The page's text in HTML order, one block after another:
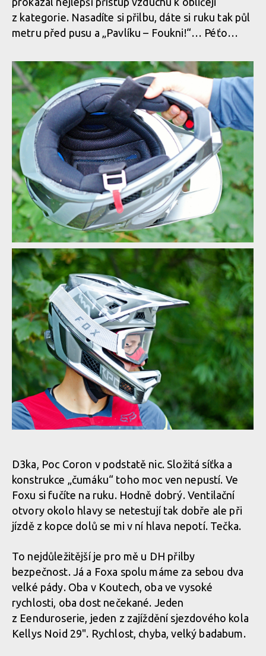
z kategorie. Nasadíte si přilbu, dáte si ruku tak půl
metru před pusu a „Pavlíku – Foukni!“… Péťo…
Test: Fox Rampage Pro Carbon - nabídne nejlepší ochranu pro
tvou hlavu
Test: Fox Rampage Pro Carbon - nabídne nejlepší ochranu pro
tvou hlavu
Test: Fox Rampage Pro Carbon - nabídne nejlepší ochranu pro
tvou hlavu
Test: Fox Rampage Pro Carbon - nabídne nejlepší ochranu pro
tvou hlavu
Test: Fox Rampage Pro Carbon - nabídne nejlepší ochranu pro
tvou hlavu
Test: Fox Rampage Pro Carbon - nabídne nejlepší ochranu pro
tvou hlavu
D3ka, Poc Coron v podstatě nic. Složitá síťka a
konstrukce „čumáku“ toho moc ven nepustí. Ve
Foxu si fučíte na ruku. Hodně dobrý. Ventilační
otvory okolo hlavy se netestují tak dobře ale při
jízdě z kopce dolů se mi v ní hlava nepotí. Tečka.
To nejdůležitější je pro mě u DH přilby
bezpečnost. Já a Foxa spolu máme za sebou dva
velké pády. Oba v Koutech, oba ve vysoké
rychlosti, oba dost nečekané. Jeden
z Eenduroserie, jeden z zajíždění sjezdového kola
Kellys Noid 29". Rychlost, chyba, velký badabum.